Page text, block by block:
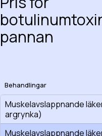
pannan
Behandlingar
Muskelavslappnande
argrynka)
Muskelavslappnande